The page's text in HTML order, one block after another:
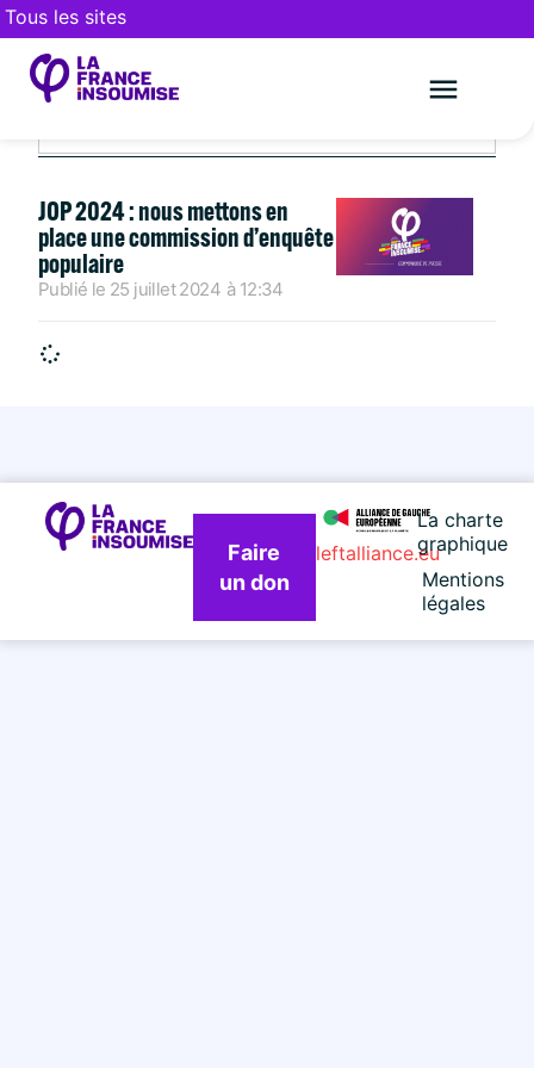
Tous les sites
JUILLET 25, 2024
JOP 2024 : nous mettons en
place une commission d’enquête
populaire
Publié le 25 juillet 2024 à 12:34
Faire
un don
La charte
graphique
Mentions
légales
leftalliance.eu